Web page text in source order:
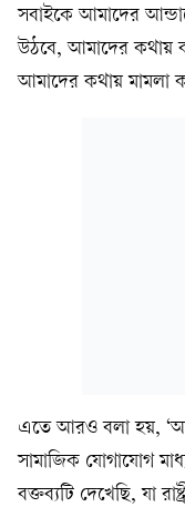
সবাইকে আমাদের
উঠবে, আমাদের কথায়
আমাদের কথায় মামলা
এতে আরও বলা হয়,
সামাজিক যোগাযোগ
বক্তব্যটি দেখেছি, যা